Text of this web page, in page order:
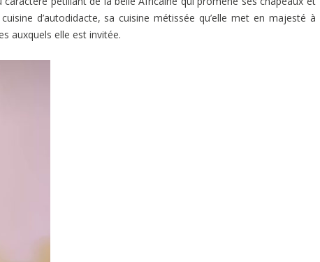
d’autodidacte, sa cuisine métissée qu’elle met en majesté à
auxquels elle est invitée.